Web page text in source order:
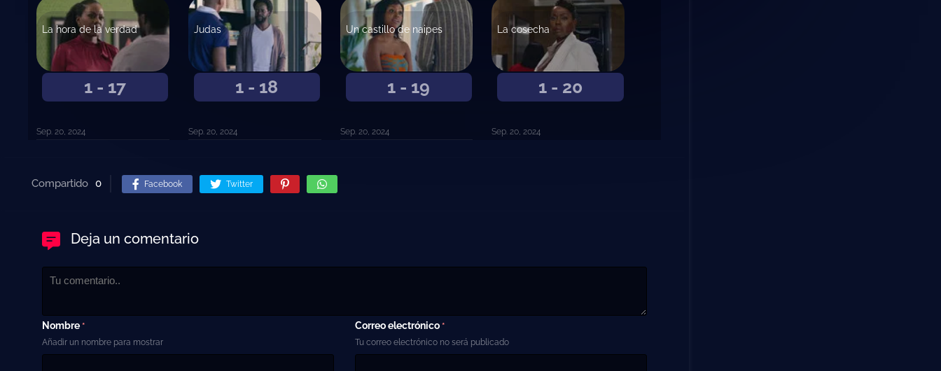
1 - 17
La hora de la verdad
Sep. 20, 2024
1 - 18
Judas
Sep. 20, 2024
1 - 19
Un castillo de naipes
Sep. 20, 2024
1 - 20
La cosecha
Sep. 20, 2024
Compartido 0 Facebook Twitter
Deja un comentario
Nombre *
Añadir un nombre para mostrar
Correo electrónico *
Tu correo electrónico no será publicado